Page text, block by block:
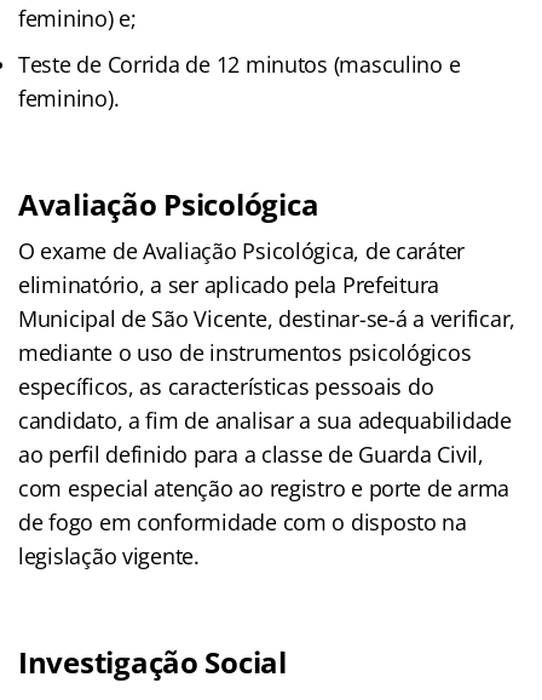
feminino) e;
Teste de Corrida de 12 minutos (masculino e
feminino).
Avaliação Psicológica
O exame de Avaliação Psicológica, de caráter
eliminatório, a ser aplicado pela Prefeitura
Municipal de São Vicente, destinar-se-á a verificar,
mediante o uso de instrumentos psicológicos
específicos, as características pessoais do
candidato, a fim de analisar a sua adequabilidade
ao perfil definido para a classe de Guarda Civil,
com especial atenção ao registro e porte de arma
de fogo em conformidade com o disposto na
legislação vigente.
Investigação Social